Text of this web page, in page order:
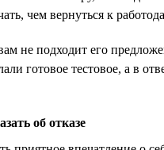
чем вернуться к
не подходит его
готовое тестовое, а в
об отказе